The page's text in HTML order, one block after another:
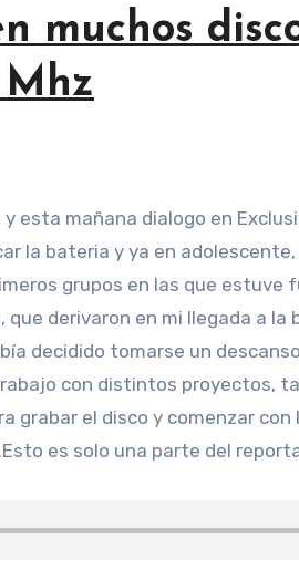
muchos
Mhz
la bateria y ya en
grupos en las que estuve
derivaron en mi llegada a la
decidido tomarse un
con distintos proyectos,
grabar el disco y comenzar
es solo una parte del